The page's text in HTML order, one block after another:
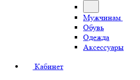
Мужчинам
Обувь
Одежда
Аксессуары
Кабинет